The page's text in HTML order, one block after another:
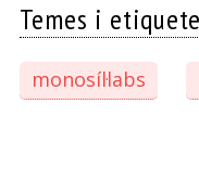
Temes i
monosíl·labs